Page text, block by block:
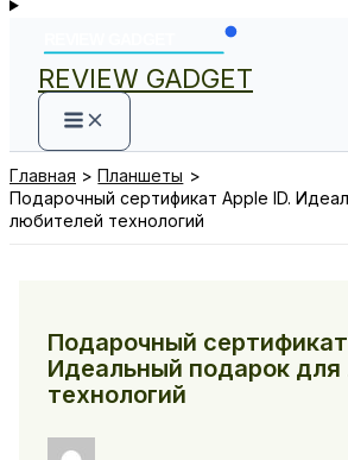
REVIEW GADGET
Главная
Планшеты
Подарочный сертификат Apple ID.
любителей технологий
Подарочный сертификат
Идеальный подарок
технологий